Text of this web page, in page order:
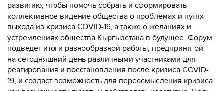
развитию, чтобы помочь собрать и сформировать
коллективное видение общества о проблемах и путях
выхода из кризиса COVID-19, а также о желаниях и
устремлениях общества Кыргызстана в будущее. Форум
подведет итоги разнообразной работы, предпринятой
на сегодняшний день различными участниками для
реагирования и восстановления после кризиса COVID-
19, и создаст возможность для переосмысления кризиса